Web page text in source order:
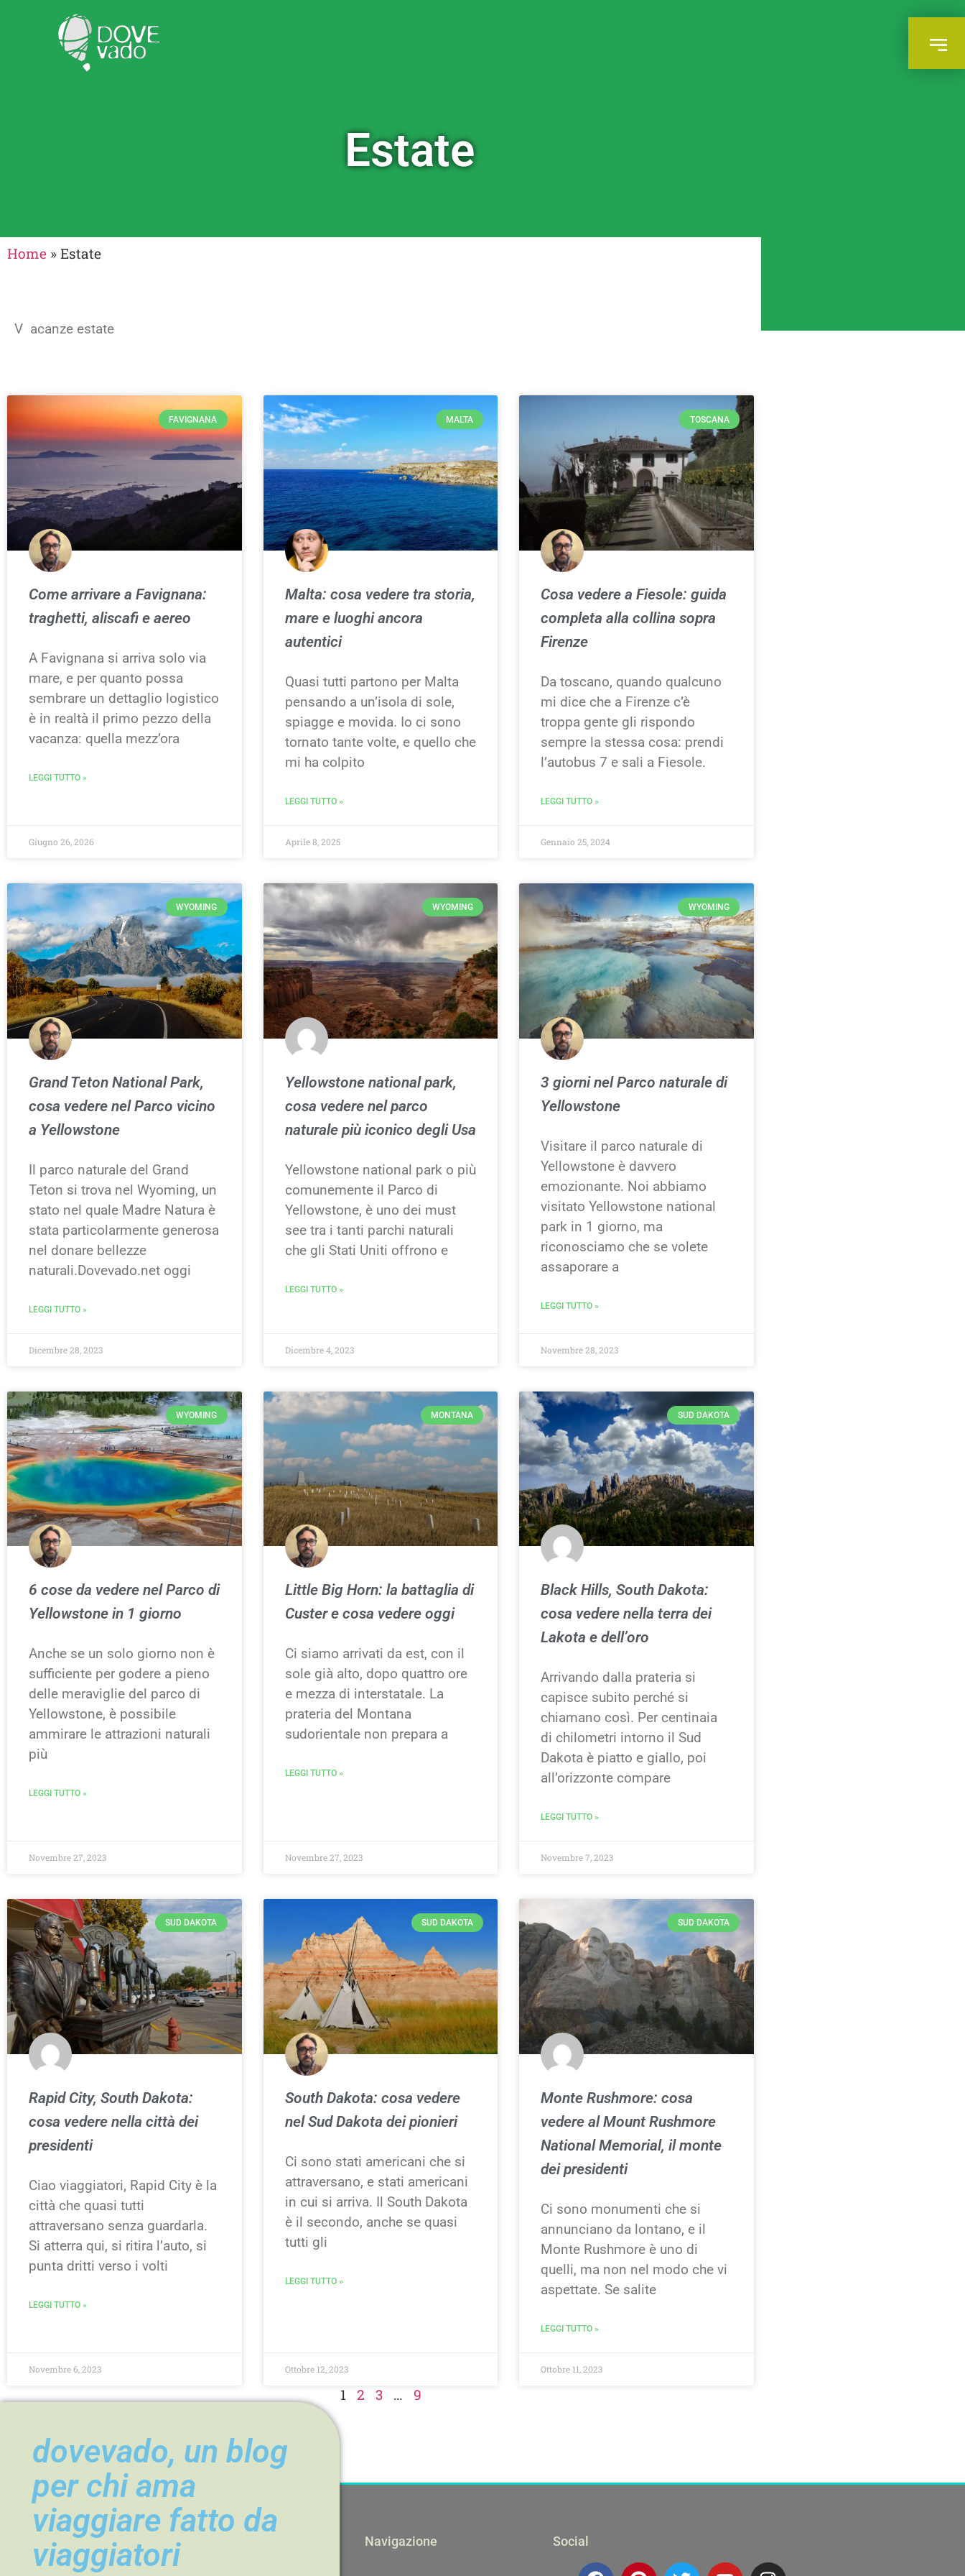
Estate
Home » Estate
V acanze estate
FAVIGNANA
Come arrivare a Favignana:
traghetti, aliscafi e aereo
A Favignana si arriva solo via
mare, e per quanto possa
sembrare un dettaglio logistico
è in realtà il primo pezzo della
vacanza: quella mezz’ora
LEGGI TUTTO »
Giugno 26, 2026
MALTA
Malta: cosa vedere tra storia,
mare e luoghi ancora
autentici
Quasi tutti partono per Malta
pensando a un’isola di sole,
spiagge e movida. Io ci sono
tornato tante volte, e quello che
mi ha colpito
LEGGI TUTTO »
Aprile 8, 2025
TOSCANA
Cosa vedere a Fiesole: guida
completa alla collina sopra
Firenze
Da toscano, quando qualcuno
mi dice che a Firenze c’è
troppa gente gli rispondo
sempre la stessa cosa: prendi
l’autobus 7 e sali a Fiesole.
LEGGI TUTTO »
Gennaio 25, 2024
WYOMING
Grand Teton National Park,
cosa vedere nel Parco vicino
a Yellowstone
Il parco naturale del Grand
Teton si trova nel Wyoming, un
stato nel quale Madre Natura è
stata particolarmente generosa
nel donare bellezze
naturali.Dovevado.net oggi
LEGGI TUTTO »
Dicembre 28, 2023
WYOMING
Yellowstone national park,
cosa vedere nel parco
naturale più iconico degli Usa
Yellowstone national park o più
comunemente il Parco di
Yellowstone, è uno dei must
see tra i tanti parchi naturali
che gli Stati Uniti offrono e
LEGGI TUTTO »
Dicembre 4, 2023
WYOMING
3 giorni nel Parco naturale di
Yellowstone
Visitare il parco naturale di
Yellowstone è davvero
emozionante. Noi abbiamo
visitato Yellowstone national
park in 1 giorno, ma
riconosciamo che se volete
assaporare a
LEGGI TUTTO »
Novembre 28, 2023
WYOMING
6 cose da vedere nel Parco di
Yellowstone in 1 giorno
Anche se un solo giorno non è
sufficiente per godere a pieno
delle meraviglie del parco di
Yellowstone, è possibile
ammirare le attrazioni naturali
più
LEGGI TUTTO »
Novembre 27, 2023
MONTANA
Little Big Horn: la battaglia di
Custer e cosa vedere oggi
Ci siamo arrivati da est, con il
sole già alto, dopo quattro ore
e mezza di interstatale. La
prateria del Montana
sudorientale non prepara a
LEGGI TUTTO »
Novembre 27, 2023
SUD DAKOTA
Black Hills, South Dakota:
cosa vedere nella terra dei
Lakota e dell’oro
Arrivando dalla prateria si
capisce subito perché si
chiamano così. Per centinaia
di chilometri intorno il Sud
Dakota è piatto e giallo, poi
all’orizzonte compare
LEGGI TUTTO »
Novembre 7, 2023
SUD DAKOTA
Rapid City, South Dakota:
cosa vedere nella città dei
presidenti
Ciao viaggiatori, Rapid City è la
città che quasi tutti
attraversano senza guardarla.
Si atterra qui, si ritira l’auto, si
punta dritti verso i volti
LEGGI TUTTO »
Novembre 6, 2023
SUD DAKOTA
South Dakota: cosa vedere
nel Sud Dakota dei pionieri
Ci sono stati americani che si
attraversano, e stati americani
in cui si arriva. Il South Dakota
è il secondo, anche se quasi
tutti gli
LEGGI TUTTO »
Ottobre 12, 2023
SUD DAKOTA
Monte Rushmore: cosa
vedere al Mount Rushmore
National Memorial, il monte
dei presidenti
Ci sono monumenti che si
annunciano da lontano, e il
Monte Rushmore è uno di
quelli, ma non nel modo che vi
aspettate. Se salite
LEGGI TUTTO »
Ottobre 11, 2023
1 2 3 … 9
dovevado, un blog
per chi ama
viaggiare fatto da
viaggiatori
Navigazione Social